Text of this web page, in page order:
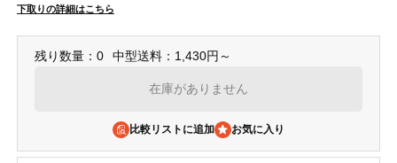
下取りの詳細はこちら
残り数量：0 中型送料：1,430円～
在庫がありません
比較リストに追加